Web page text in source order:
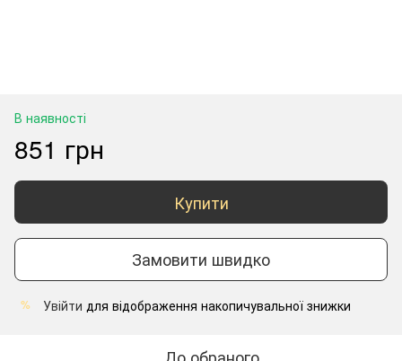
В наявності
851 грн
Купити
Замовити швидко
% Увійти для відображення накопичувальної знижки
До обраного